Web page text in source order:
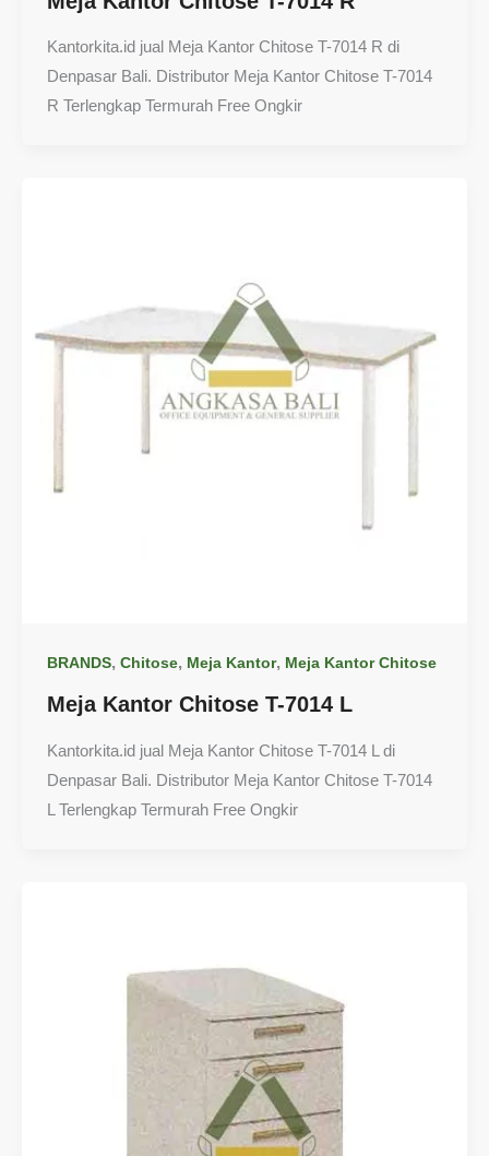
Kantorkita.id jual Meja Kantor Chitose T-7014 R di
Denpasar Bali. Distributor Meja Kantor Chitose T-7014
R Terlengkap Termurah Free Ongkir
BRANDS, Chitose, Meja Kantor, Meja Kantor Chitose
Meja Kantor Chitose T-7014 L
Kantorkita.id jual Meja Kantor Chitose T-7014 L di
Denpasar Bali. Distributor Meja Kantor Chitose T-7014
L Terlengkap Termurah Free Ongkir